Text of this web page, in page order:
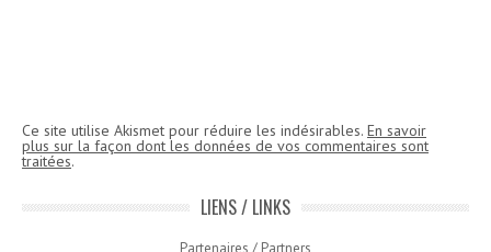
Ce site utilise Akismet pour réduire les indésirables. En savoir
plus sur la façon dont les données de vos commentaires sont
traitées.
LIENS / LINKS
Partenaires / Partners